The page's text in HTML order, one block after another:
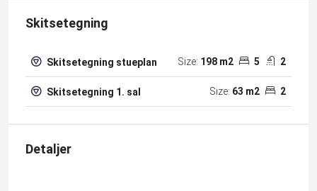
Skitsetegning
Skitsetegning stueplan Size: 198 m2 5 2
Skitsetegning 1. sal Size: 63 m2 2
Detaljer